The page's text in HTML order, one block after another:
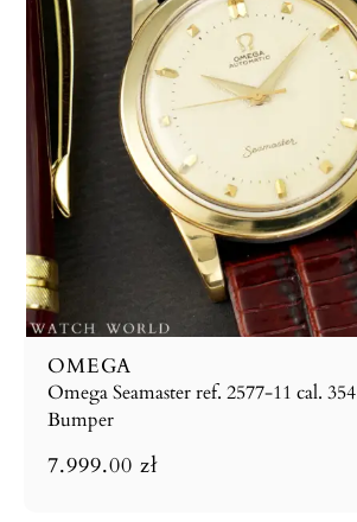
OMEGA
Omega Seamaster ref. 2577-11 cal. 354
Bumper
7.999.00 zł